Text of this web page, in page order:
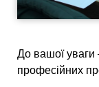
До вашої уваги
професійних